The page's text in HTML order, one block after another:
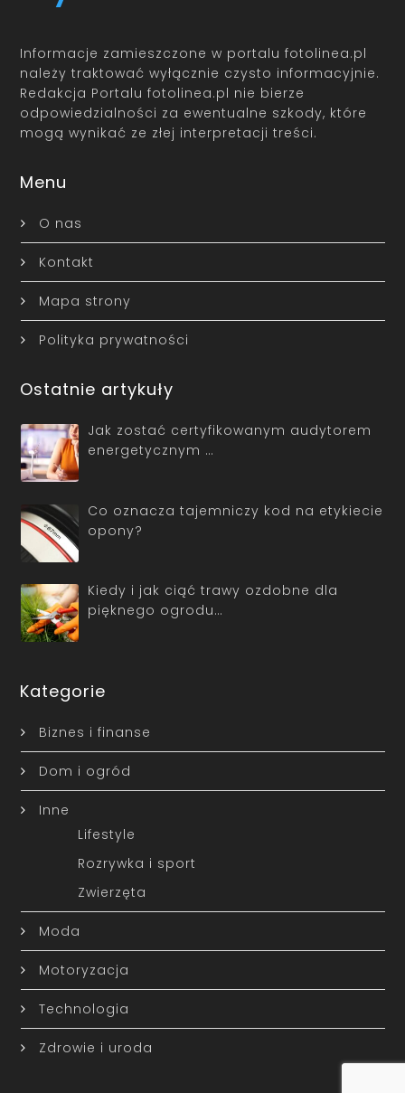
Informacje zamieszczone w portalu fotolinea.pl
należy traktować wyłącznie czysto informacyjnie.
Redakcja Portalu fotolinea.pl nie bierze
odpowiedzialności za ewentualne szkody, które
mogą wynikać ze złej interpretacji treści.
Menu
O nas
Kontakt
Mapa strony
Polityka prywatności
Ostatnie artykuły
Jak zostać certyfikowanym audytorem
energetycznym …
Co oznacza tajemniczy kod na etykiecie
opony?
Kiedy i jak ciąć trawy ozdobne dla
pięknego ogrodu…
Kategorie
Biznes i finanse
Dom i ogród
Inne
Lifestyle
Rozrywka i sport
Zwierzęta
Moda
Motoryzacja
Technologia
Zdrowie i uroda